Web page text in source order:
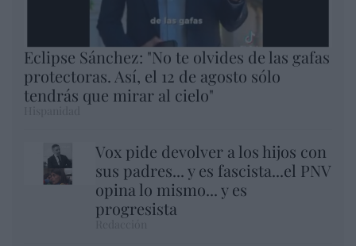
Eclipse Sánchez: "No te olvides de las gafas
protectoras. Así, el 12 de agosto sólo
tendrás que mirar al cielo"
Vox pide devolver a los hijos con
sus padres... y es fascista...el PNV
opina lo mismo... y es
progresista